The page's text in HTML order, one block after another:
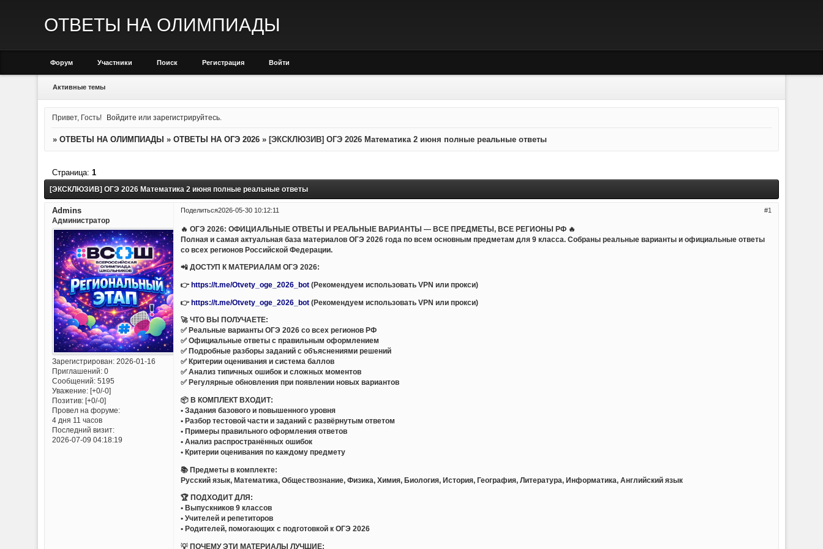
ОТВЕТЫ НА ОЛИМПИАДЫ
Форум Участники Поиск Регистрация Войти
Активные темы
Привет, Гость! Войдите илизарегистрируйтесь
» ОТВЕТЫ НА ОЛИМПИАДЫ » ОТВЕТЫ НА ОГЭ 2026 » [ЭКСКЛЮЗИВ] ОГЭ 2026 Математика 2 июня полные реальные ответы
[ЭКСКЛЮЗИВ] ОГЭ 2026 Математика 2 июня полные реальные ответы
Страница: 1
Поделиться 1
2026-05-30 10:12:11
Admins
Администратор
Зарегистрирован: 2026-01-16
Приглашений:0
Сообщений:5195
Уважение: [+0/-0]
Позитив: [+0/-0]
Провел на форуме:
4 дня 11 часов
Последний визит:
2026-07-09 04:18:19
🔥 ОГЭ 2026: ОФИЦИАЛЬНЫЕ ОТВЕТЫ И РЕАЛЬНЫЕ ВАРИАНТЫ — ВСЕ ПРЕДМЕТЫ, ВСЕ РЕГИОНЫ РФ 🔥
Полная и самая актуальная база материалов ОГЭ 2026 года по всем основным предметам для 9 класса. Собраны реальные варианты и официальные ответы
со всех регионов Российской Федерации.
📲 ДОСТУП К МАТЕРИАЛАМ ОГЭ 2026:
👉 https://t.me/Otvety_oge_2026_bot (Рекомендуем использовать VPN или прокси)
👉https://t.me/Otvety_oge_2026_bot (Рекомендуем использовать VPN или прокси)
🚀 ЧТО ВЫ ПОЛУЧАЕТЕ:
✅ Реальные варианты ОГЭ 2026 со всех регионов РФ
✅ Официальные ответы с правильным оформлением
✅ Подробные разборы заданий с объяснениями решений
✅ Критерии оценивания и система баллов
✅ Анализ типичных ошибок и сложных моментов
✅ Регулярные обновления при появлении новых вариантов
📦 В КОМПЛЕКТ ВХОДИТ:
• Задания базового и повышенного уровня
• Разбор тестовой части и заданий с развёрнутым ответом
• Примеры правильного оформления ответов
• Анализ распространённых ошибок
• Критерии оценивания по каждому предмету
📚 Предметы в комплекте:
Русский язык, Математика, Обществознание, Физика, Химия, Биология, История, География, Литература, Информатика, Английский язык
🏆 ПОДХОДИТ ДЛЯ:
• Выпускников 9 классов
• Учителей и репетиторов
• Родителей, помогающих с подготовкой к ОГЭ 2026
💡 ПОЧЕМУ ЭТИ МАТЕРИАЛЫ ЛУЧШИЕ: